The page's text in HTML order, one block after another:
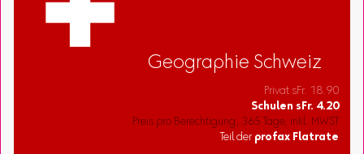
Geographie Schweiz
Privat sFr. 18.90
Schulen sFr. 4.20
Preis pro Berechtigung, 365 Tage, inkl. MWST
Teil der profax Flatrate